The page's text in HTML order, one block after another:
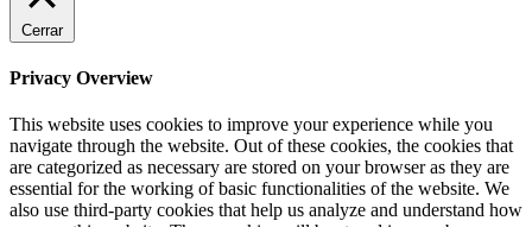
Cerrar
Privacy Overview
This website uses cookies to improve your experience while you
navigate through the website. Out of these cookies, the cookies that
are categorized as necessary are stored on your browser as they are
essential for the working of basic functionalities of the website. We
also use third-party cookies that help us analyze and understand how